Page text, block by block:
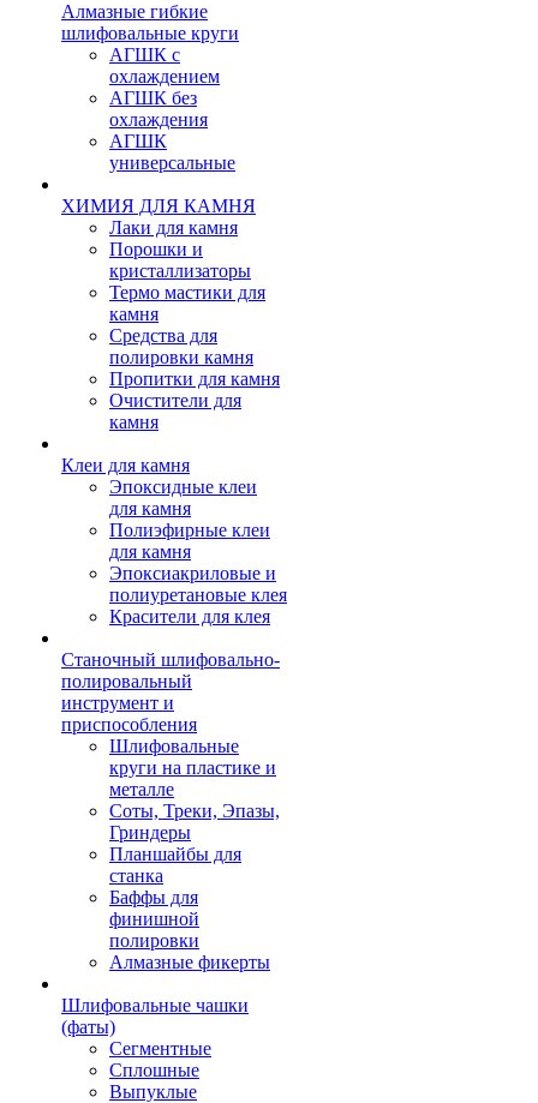
Алмазные гибкие
шлифовальные круги
АГШК с
охлаждением
АГШК без
охлаждения
АГШК
универсальные
ХИМИЯ ДЛЯ КАМНЯ
Лаки для камня
Порошки и
кристаллизаторы
Термо мастики для
камня
Средства для
полировки камня
Пропитки для камня
Очистители для
камня
Клеи для камня
Эпоксидные клеи
для камня
Полиэфирные клеи
для камня
Эпоксиакриловые и
полиуретановые клея
Красители для клея
Станочный шлифовально-
полировальный
инструмент и
приспособления
Шлифовальные
круги на пластике и
металле
Соты, Треки, Эпазы,
Гриндеры
Планшайбы для
станка
Баффы для
финишной
полировки
Алмазные фикерты
Шлифовальные чашки
(фаты)
Сегментные
Сплошные
Выпуклые